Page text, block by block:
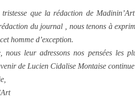
tristesse que la rédaction de
du journal , nous tenons à
homme d’exception.
leur adressons nos pensées les
de Lucien Cidalise Montaise